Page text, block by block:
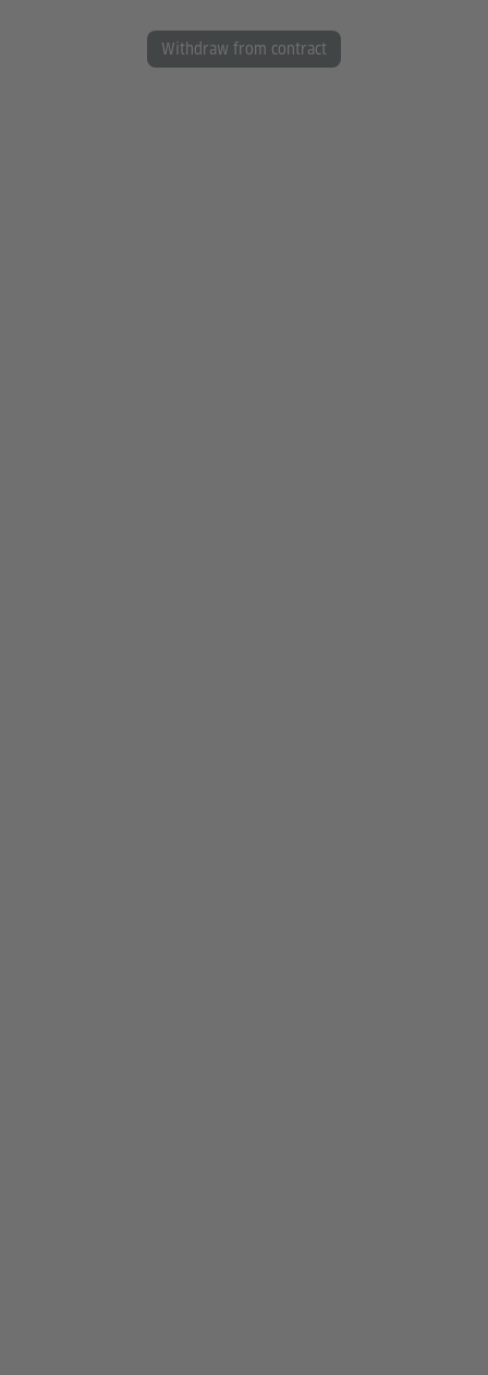
Withdraw from contract